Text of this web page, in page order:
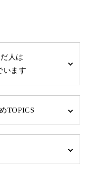
人は
います
TOPICS